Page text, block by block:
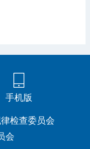
手机版
检查委员会
会